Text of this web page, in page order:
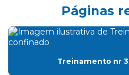
Certificado de treinamento nr 18
Cipa consultoria
Páginas
Treinamento nr